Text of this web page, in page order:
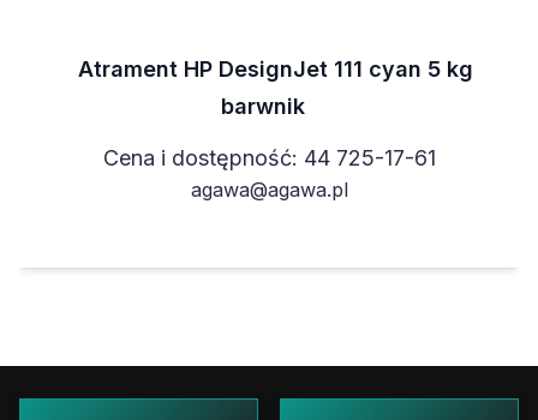
Atrament HP DesignJet 111 cyan 5 kg
barwnik
Cena i dostępność: 44 725-17-61
agawa@agawa.pl